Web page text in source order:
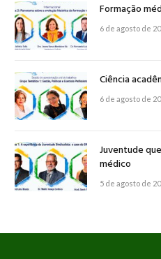
Formação
6 de agosto de
Ciência
6 de agosto de
Juventude
médico
5 de agosto de